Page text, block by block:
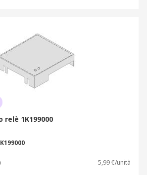
relè 1K199000
5,99 €/unità